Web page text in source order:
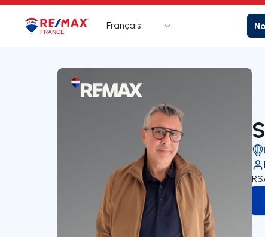
LogoAller à la page d’accueil
Français